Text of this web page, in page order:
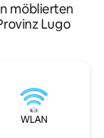
möblierten
Lugo
WLAN